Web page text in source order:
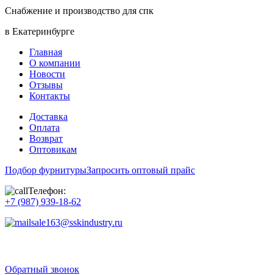
Снабжение и производство для спк
в Екатеринбурге
Главная
О компании
Новости
Отзывы
Контакты
Доставка
Оплата
Возврат
Оптовикам
Подбор фурнитурыЗапросить оптовый прайс
Телефон:
+7 (987) 939-18-62
sale163@sskindustry.ru
Обратный звонок